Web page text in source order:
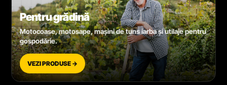
Pentru grădină
Motocoase, motosape, mașini de tuns iarba și utilaje pentru
gospodărie.
VEZI PRODUSE →